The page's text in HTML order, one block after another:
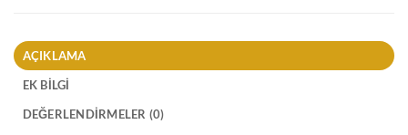
AÇIKLAMA
EK BILGI
DEĞERLENDIRMELER (0)